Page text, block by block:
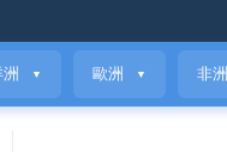
▼ 歐洲 ▼ 非洲